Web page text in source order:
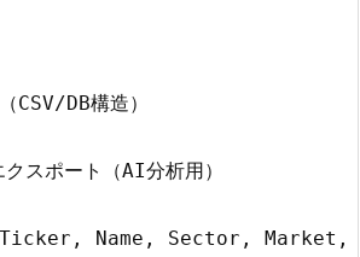
DB構造）
スポート（AI分析用）
Name, Sector,